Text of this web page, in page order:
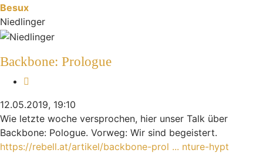
Besux
Niedlinger
Backbone: Prologue
12.05.2019, 19:10
Wie letzte woche versprochen, hier unser Talk über
Backbone: Pologue. Vorweg: Wir sind begeistert.
https://rebell.at/artikel/backbone-prol ... nture-hypt